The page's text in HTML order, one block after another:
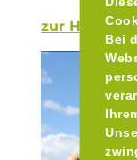
Bei
zur